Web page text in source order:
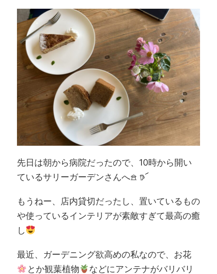
先日は朝から病院だったので、10時から開い
ているサリーガーデンさんへ𖠿 𖠚՜
もうねー、店内貸切だったし、置いているもの
や使っているインテリアが素敵すぎて最高の癒
し
最近、ガーデニング欲高めの私なので、お花
とか観葉植物
などにアンテナがバリバリ